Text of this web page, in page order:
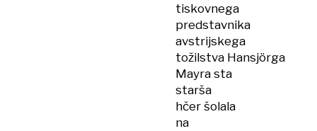
tiskovnega
predstavnika
avstrijskega
tožilstva Hansjörga
Mayra sta
starša
hčer šolala
na